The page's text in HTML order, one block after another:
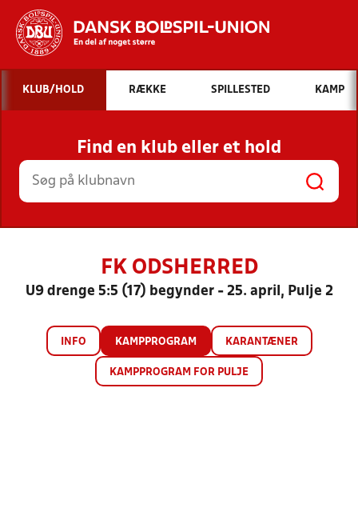
Hvad vil du søge efter?
INDHOLD OG NYHEDER
STILLINGER, RESULTATER, KLUBBER OG
HOLD
KLUB/HOLD RÆKKE SPILLESTED KAMP
Find en klub eller et hold
FK ODSHERRED
U9 drenge 5:5 (17) begynder - 25. april, Pulje 2
INFO KAMPPROGRAM KARANTÆNER
KAMPPROGRAM FOR PULJE